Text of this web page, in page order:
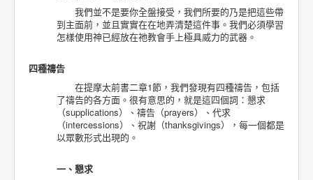
我們並不是要你全盤接受，我們所要的乃是把這些帶
到主面前，並且實實在在地弄清楚這件事。我們必須學習
怎樣使用神已經放在祂教會手上極具威力的武器。
四種禱告
在提摩太前書二章1節，我們發現有四種禱告，包括
了禱告的各方面。很有意思的，就是這四個詞：懇求
（supplications）、禱告（prayers）、代求
（intercessions）、祝謝（thanksgivings），每一個都是
以眾數形式出現的。
一、懇求